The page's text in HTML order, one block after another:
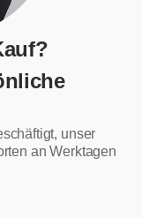
unser
an Werktagen